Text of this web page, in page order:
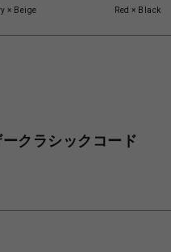
× Beige Red × Black
クラシックコード